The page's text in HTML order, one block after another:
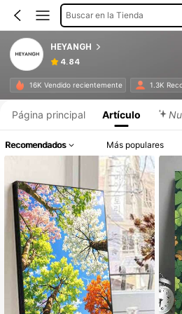
Buscar en la Tienda
HEYANGH
4.84
16K Vendido recientemente 1.3K
Página principal Artículo
Recomendados Más populares